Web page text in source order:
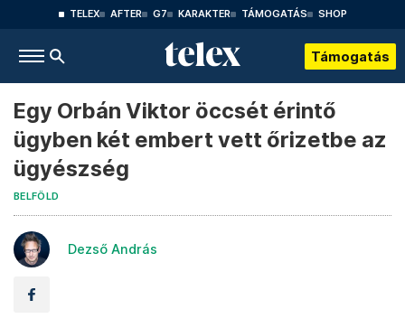
TELEX AFTER G7 KARAKTER TÁMOGATÁS SHOP
Támogatás
Egy Orbán Viktor öccsét érintő
ügyben két embert vett őrizetbe az
ügyészség
BELFÖLD
Dezső András